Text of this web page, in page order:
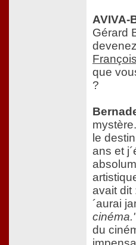
AVIVA-
Gérard
que
?
le
ans et
avait dit
´aurai
du